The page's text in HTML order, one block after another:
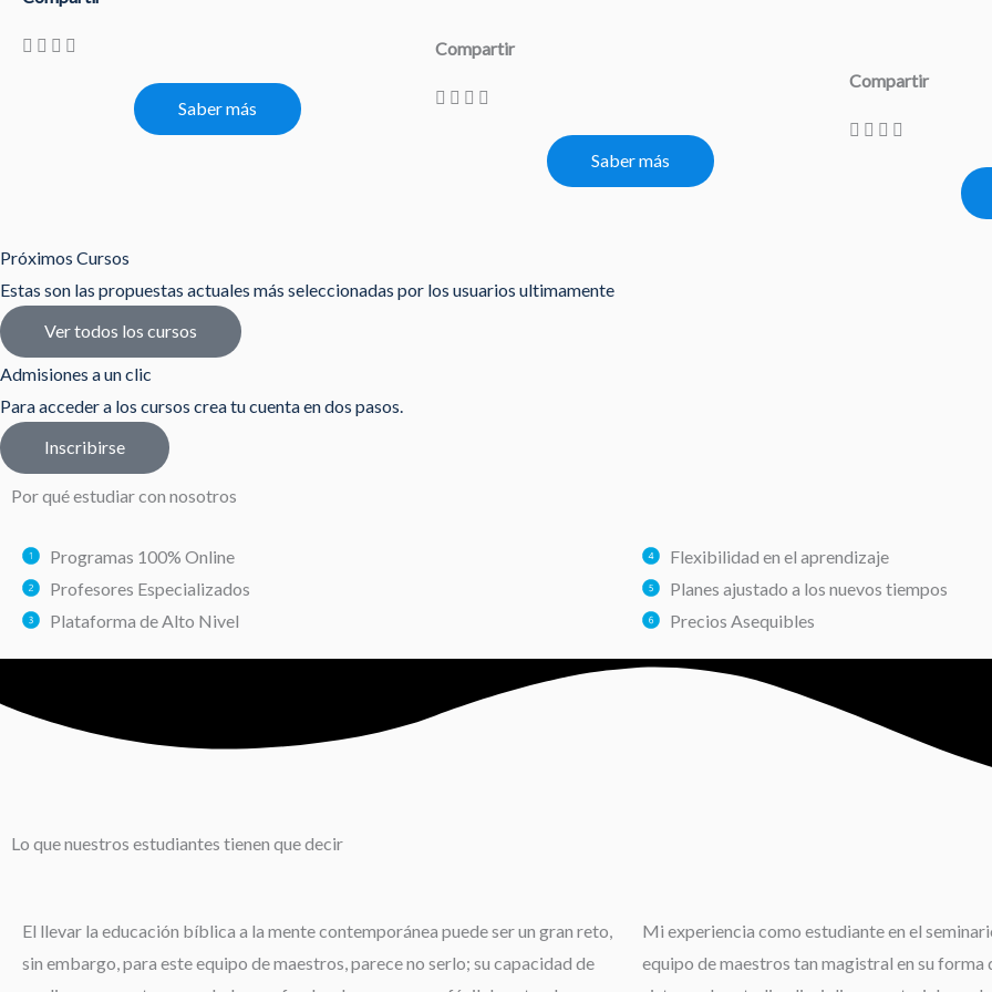
Saber más
Compartir
Saber más
Compartir
Próximos Cursos
Estas son las propuestas actuales más seleccionadas por los usuarios ultimamente
Ver todos los cursos
Admisiones a un clic
Para acceder a los cursos crea tu cuenta en dos pasos.
Inscribirse
Por qué estudiar con nosotros
Programas 100% Online
Profesores Especializados
Plataforma de Alto Nivel
Flexibilidad en el aprendizaje
Planes ajustado a los nuevos tiempos
Precios Asequibles
Lo que nuestros estudiantes tienen que decir
El llevar la educación bíblica a la mente contemporánea puede ser un gran reto,
sin embargo, para este equipo de maestros, parece no serlo; su capacidad de
Mi experiencia como estudiante en el
equipo de maestros tan magistral en su forma